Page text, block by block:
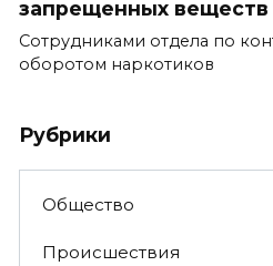
запрещенных веществ
Сотрудниками отдела по
оборотом наркотиков
Рубрики
Общество
Происшествия